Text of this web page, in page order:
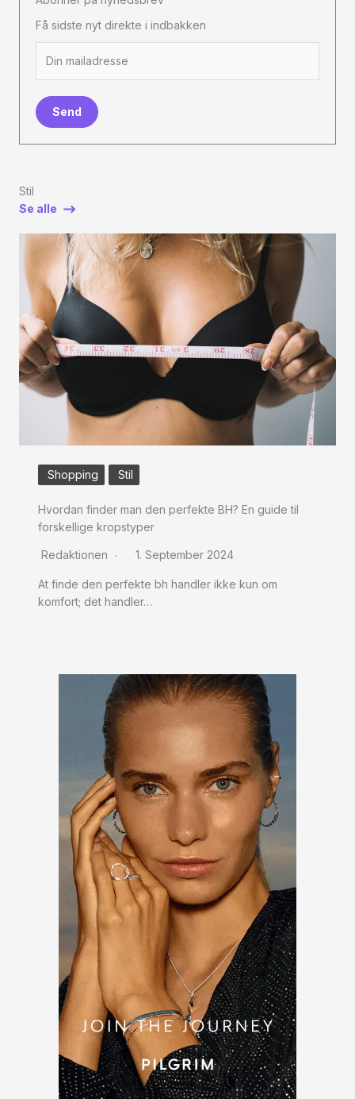
Få sidste nyt direkte i indbakken
Send
Stil
Se alle
Shopping Stil
Hvordan finder man den perfekte BH? En guide til
forskellige kropstyper
Redaktionen 1. September 2024
At finde den perfekte bh handler ikke kun om
komfort; det handler…